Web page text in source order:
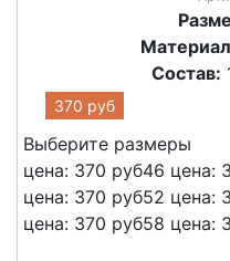
Состав:
370 руб
Выберите размеры
цена: 370 руб46 цена:
цена: 370 руб52 цена:
цена: 370 руб58 цена: